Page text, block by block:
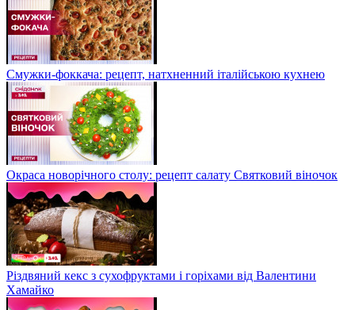
Смужки-фоккача: рецепт, натхненний італійською кухнею
Окраса новорічного столу: рецепт салату Святковий віночок
Різдвяний кекс з сухофруктами і горіхами від Валентини
Хамайко